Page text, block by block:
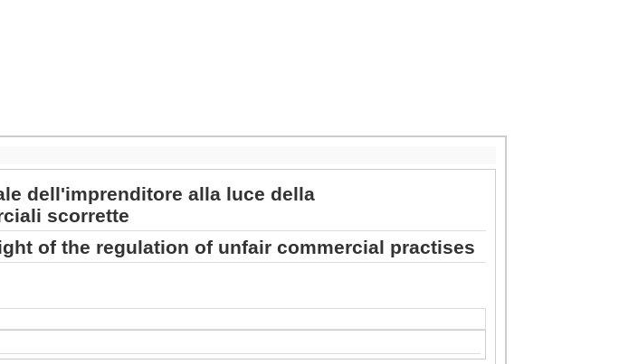
dell'imprenditore alla luce della
scorrette
of the regulation of unfair commercial practises